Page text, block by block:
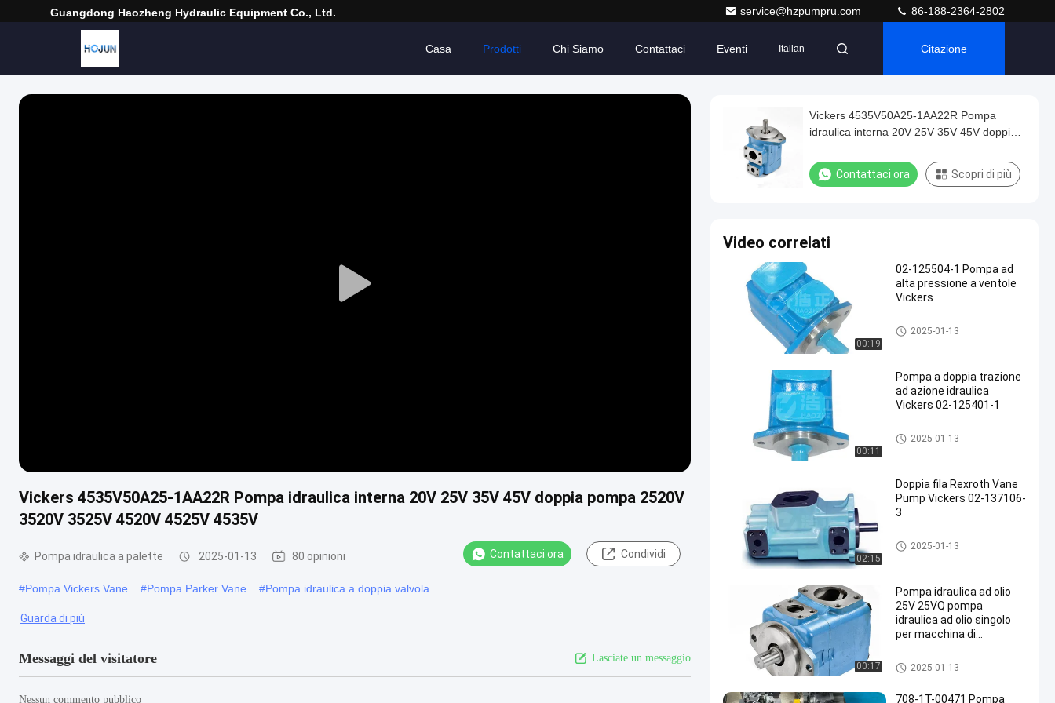
Guangdong Haozheng Hydraulic Equipment Co., Ltd. service@hzpumpru.com 86-188-2364-2802
Casa Prodotti Chi Siamo Contattaci Eventi Italian Citazione
Play
Vickers 4535V50A25-1AA22R Pompa idraulica interna 20V 25V 35V 45V doppia pompa 2520V
3520V 3525V 4520V 4525V 4535V
Pompa idraulica a palette 2025-01-13 80 opinioni Contattaci ora Condividi
#Pompa Vickers Vane #Pompa Parker Vane #Pompa idraulica a doppia valvola
Guarda di più
Messaggi del visitatore Lasciate un messaggio
Nessun commento pubblico
Vickers 4535V50A25-1AA22R Pompa
idraulica interna 20V 25V 35V 45V doppia
4535V
Contattaci ora Scopri di più
Video correlati
00:19
02-125504-1 Pompa ad
alta pressione a ventole
Vickers
Pompa idraulica a palette
2025-01-13
00:11
Pompa a doppia trazione
ad azione idraulica
Vickers 02-125401-1
Pompa idraulica a palette
2025-01-13
02:15
Doppia fila Rexroth Vane
Pump Vickers 02-137106-
3
Pompa idraulica a palette
2025-01-13
00:17
Pompa idraulica ad olio
25V 25VQ pompa
idraulica ad olio singolo
per macchina di
Pompa idraulica a palette
2025-01-13
708-1T-00471 Pompa